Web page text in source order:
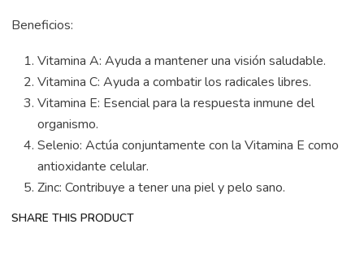
Beneficios:
Vitamina A: Ayuda a mantener una visión saludable.
Vitamina C: Ayuda a combatir los radicales libres.
Vitamina E: Esencial para la respuesta inmune del
organismo.
Selenio: Actúa conjuntamente con la Vitamina E como
antioxidante celular.
Zinc: Contribuye a tener una piel y pelo sano.
SHARE THIS PRODUCT